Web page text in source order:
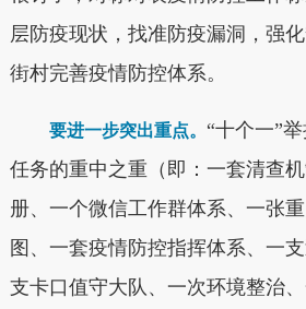
层防疫现状，找准防疫漏洞，强
街村完善疫情防控体系。
要进一步突出重点。 “十个一”
任务的重中之重（即：一套清查
册、一个微信工作群体系、一张
图、一套疫情防控指挥体系、一
支卡口值守大队、一次环境整治